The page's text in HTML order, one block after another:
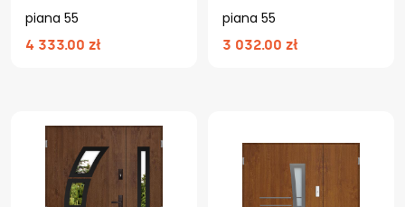
piana 55
4 333.00 zł
piana 55
3 032.00 zł